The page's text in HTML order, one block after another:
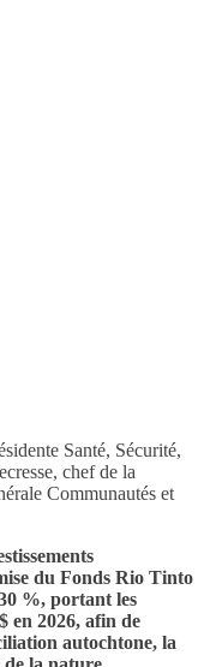
Santé, Sécurité,
chef de la
Communautés et
du Fonds Rio Tinto
%, portant les
en 2026, afin de
autochtone, la